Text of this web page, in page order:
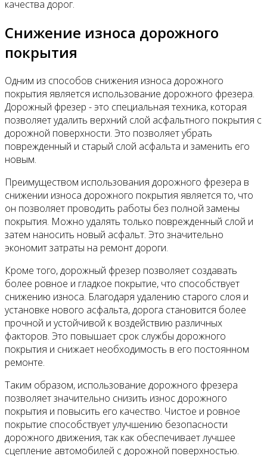
качества дорог.
Снижение износа дорожного
покрытия
Одним из способов снижения износа дорожного
покрытия является использование дорожного фрезера.
Дорожный фрезер - это специальная техника, которая
позволяет удалить верхний слой асфальтного покрытия с
дорожной поверхности. Это позволяет убрать
поврежденный и старый слой асфальта и заменить его
новым.
Преимуществом использования дорожного фрезера в
снижении износа дорожного покрытия является то, что
он позволяет проводить работы без полной замены
покрытия. Можно удалять только поврежденный слой и
затем наносить новый асфальт. Это значительно
экономит затраты на ремонт дороги.
Кроме того, дорожный фрезер позволяет создавать
более ровное и гладкое покрытие, что способствует
снижению износа. Благодаря удалению старого слоя и
установке нового асфальта, дорога становится более
прочной и устойчивой к воздействию различных
факторов. Это повышает срок службы дорожного
покрытия и снижает необходимость в его постоянном
ремонте.
Таким образом, использование дорожного фрезера
позволяет значительно снизить износ дорожного
покрытия и повысить его качество. Чистое и ровное
покрытие способствует улучшению безопасности
дорожного движения, так как обеспечивает лучшее
сцепление автомобилей с дорожной поверхностью.